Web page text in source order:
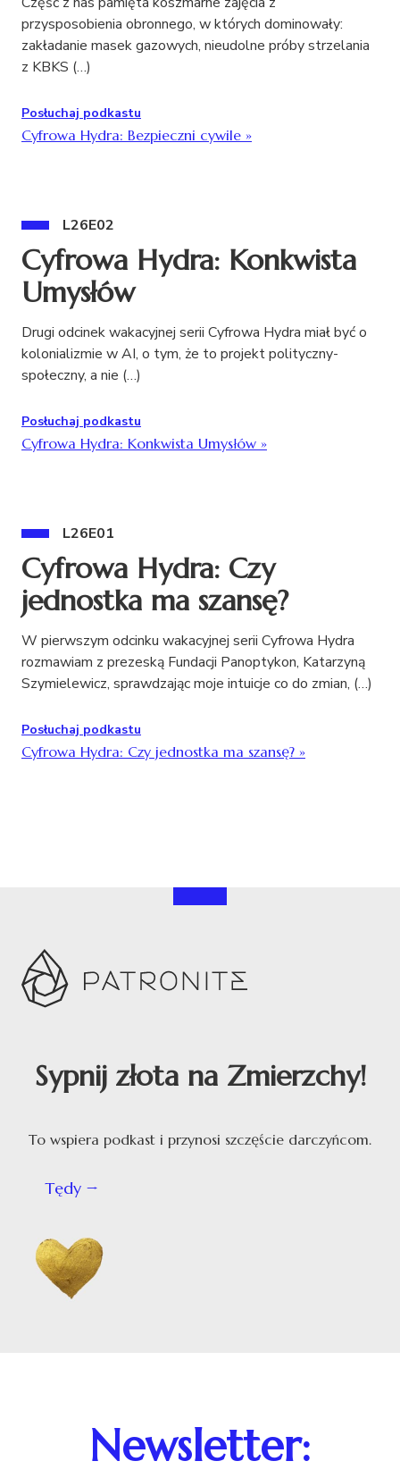
przysposobienia obronnego, w których dominowały:
zakładanie masek gazowych, nieudolne próby strzelania
z KBKS (…)
Posłuchaj podkastu
Cyfrowa Hydra: Bezpieczni cywile »
L26E02
Cyfrowa Hydra: Konkwista
Umysłów
Drugi odcinek wakacyjnej serii Cyfrowa Hydra miał być o
kolonializmie w AI, o tym, że to projekt polityczny-
społeczny, a nie (…)
Posłuchaj podkastu
Cyfrowa Hydra: Konkwista Umysłów »
L26E01
Cyfrowa Hydra: Czy
jednostka ma szansę?
W pierwszym odcinku wakacyjnej serii Cyfrowa Hydra
rozmawiam z prezeską Fundacji Panoptykon, Katarzyną
Szymielewicz, sprawdzając moje intuicje co do zmian, (…)
Posłuchaj podkastu
Cyfrowa Hydra: Czy jednostka ma szansę? »
Sypnij złota na Zmierzchy!
To wspiera podkast i przynosi szczęście darczyńcom.
Tędy
Newsletter: